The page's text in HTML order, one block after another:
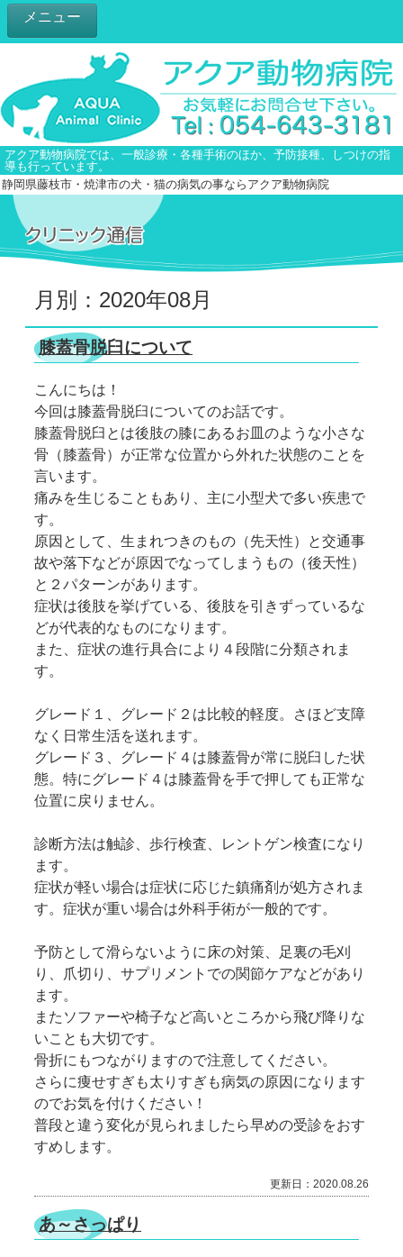
メニュー
アクア動物病院では、一般診療・各種手術のほか、予防接種、しつけの指
導も行っています。
静岡県藤枝市・焼津市の犬・猫の病気の事ならアクア動物病院
月別：2020年08月
膝蓋骨脱臼について
こんにちは！
今回は膝蓋骨脱臼についてのお話です。
膝蓋骨脱臼とは後肢の膝にあるお皿のような小さな
骨（膝蓋骨）が正常な位置から外れた状態のことを
言います。
痛みを生じることもあり、主に小型犬で多い疾患で
す。
原因として、生まれつきのもの（先天性）と交通事
故や落下などが原因でなってしまうもの（後天性）
と２パターンがあります。
症状は後肢を挙げている、後肢を引きずっているな
どが代表的なものになります。
また、症状の進行具合により４段階に分類されま
す。
グレード１、グレード２は比較的軽度。さほど支障
なく日常生活を送れます。
グレード３、グレード４は膝蓋骨が常に脱臼した状
態。特にグレード４は膝蓋骨を手で押しても正常な
位置に戻りません。
診断方法は触診、歩行検査、レントゲン検査になり
ます。
症状が軽い場合は症状に応じた鎮痛剤が処方されま
す。症状が重い場合は外科手術が一般的です。
予防として滑らないように床の対策、足裏の毛刈
り、爪切り、サプリメントでの関節ケアなどがあり
ます。
またソファーや椅子など高いところから飛び降りな
いことも大切です。
骨折にもつながりますので注意してください。
さらに痩せすぎも太りすぎも病気の原因になります
のでお気を付けください！
普段と違う変化が見られましたら早めの受診をおす
すめします。
更新日：2020.08.26
あ～さっぱり